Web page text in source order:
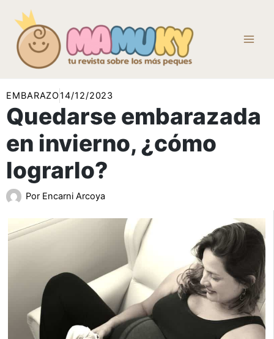
contenido
EMBARAZO14/12/2023
Quedarse embarazada
en invierno, ¿cómo
lograrlo?
Por Encarni Arcoya